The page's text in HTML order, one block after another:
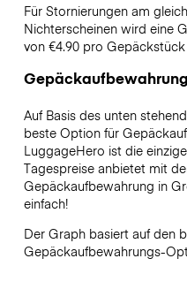
Für Stornierungen am
Nichterscheinen wird eine
von €4.90 pro Gepäckstück
Auf Basis des unten
beste Option für
LuggageHero ist die
Tagespreise anbietet mit
Gepäckaufbewahrung in
einfach!
Der Graph basiert auf den
Gepäckaufbewahrungs-